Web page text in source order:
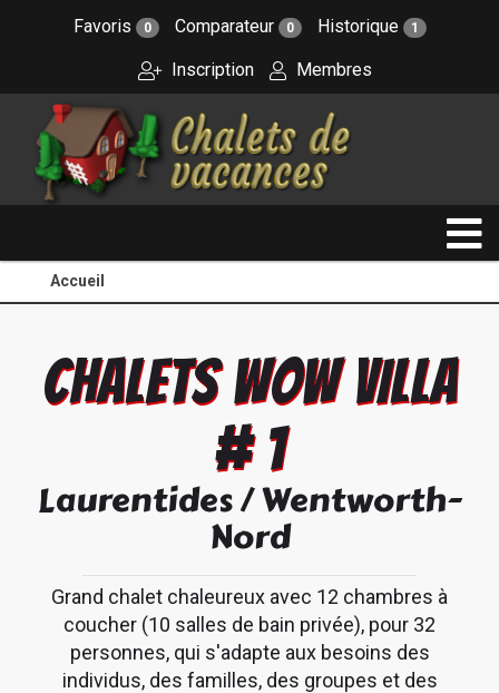
Favoris 0 Comparateur 0 Historique 1
Inscription Membres
Accueil
CHALETS WOW VILLA
# 1
Laurentides/Wentworth-
Nord
Grand chalet chaleureux avec 12 chambres à
coucher (10 salles de bain privée), pour 32
personnes, qui s'adapte aux besoins des
individus, des familles, des groupes et des